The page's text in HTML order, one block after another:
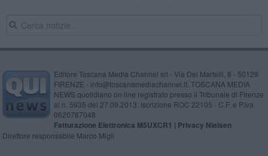
Editore Toscana Media Channel srl - Via Dei Martelli, 8 - 50129
FIRENZE - info@toscanamediachannel.it. TOSCANA MEDIA
NEWS quotidiano on line registrato presso il Tribunale di Firenze
al n. 5935 del 27.09.2013. Iscrizione ROC 22105 - C.F. e P.Iva
0620787048
Fatturazione Elettronica M5UXCR1 | Privacy Nielsen
Direttore responsabile Marco Migli